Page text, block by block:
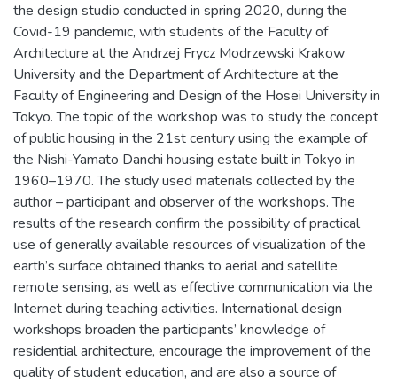
the design studio conducted in spring 2020, during the
Covid-19 pandemic, with students of the Faculty of
Architecture at the Andrzej Frycz Modrzewski Krakow
University and the Department of Architecture at the
Faculty of Engineering and Design of the Hosei University in
Tokyo. The topic of the workshop was to study the concept
of public housing in the 21st century using the example of
the Nishi-Yamato Danchi housing estate built in Tokyo in
1960–1970. The study used materials collected by the
author – participant and observer of the workshops. The
results of the research confirm the possibility of practical
use of generally available resources of visualization of the
earth’s surface obtained thanks to aerial and satellite
remote sensing, as well as effective communication via the
Internet during teaching activities. International design
workshops broaden the participants’ knowledge of
residential architecture, encourage the improvement of the
quality of student education, and are also a source of